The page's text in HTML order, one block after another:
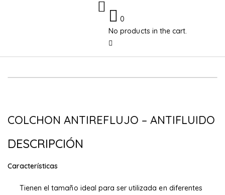
0
No products in the cart.
COLCHON ANTIREFLUJO – ANTIFLUIDO
DESCRIPCIÓN
Características
Tienen el tamaño ideal para ser utilizada en diferentes